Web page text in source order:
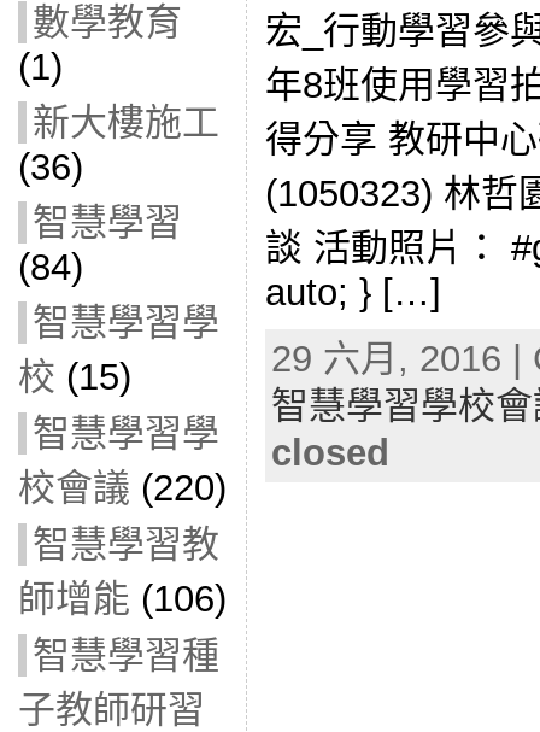
數學教育
(1)
新大樓施工
(36)
智慧學習
(84)
智慧學習學
校 (15)
智慧學習學
校會議 (220)
智慧學習教
師增能 (106)
智慧學習種
子教師研習
宏_行動學習參
年8班使用學習
得分享 教研中
(1050323) 林哲
談 活動照片：
auto; } […]
29 六月, 2016
智慧學習學校
closed